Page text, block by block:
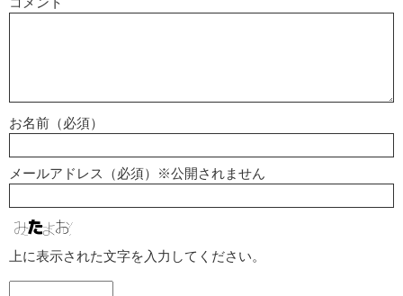
お名前（必須）
メールアドレス（必須）※公開されません
上に表示された文字を入力してください。